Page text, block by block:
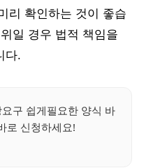
리 확인하는 것이 좋습
일 경우 법적 책임을
다.
구 쉽게필요한 양식 바
로 신청하세요!